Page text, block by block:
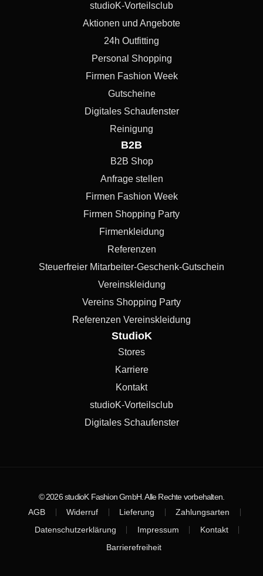
studioK-Vorteilsclub
Aktionen und Angebote
24h Outfitting
Personal Shopping
Firmen Fashion Week
Gutscheine
Digitales Schaufenster
Reinigung
B2B
B2B Shop
Anfrage stellen
Firmen Fashion Week
Firmen Shopping Party
Firmenkleidung
Referenzen
Steuerfreier Mitarbeiter-Geschenk-Gutschein
Vereinskleidung
Vereins Shopping Party
Referenzen Vereinskleidung
StudioK
Stores
Karriere
Kontakt
studioK-Vorteilsclub
Digitales Schaufenster
© 2026 studioK Fashion GmbH. Alle Rechte vorbehalten.
AGB
Widerruf Lieferung
Zahlungsarten
Datenschutzerklärung
Impressum
Kontakt
Barrierefreiheit